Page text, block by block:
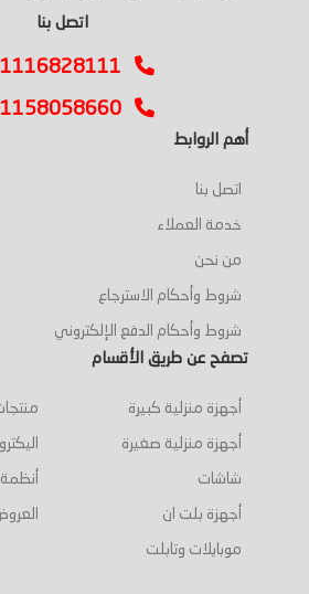
اتصل بنا
أهم الروابط
اتصل بنا
خدمة العملاء
من نحن
شروط وأحكام الاسترجاع
شروط وأحكام الدفع الإلكتروني
تصفح عن طريق الأقسام
أجهزة منزلية كبيرة
أجهزة منزلية صغيرة
شاشات
أجهزة بلت ان
موبايلات وتابلت